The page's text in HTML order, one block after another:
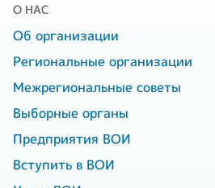
О НАС
Об организации
Региональные организации
Межрегиональные советы
Выборные органы
Предприятия ВОИ
Вступить в ВОИ